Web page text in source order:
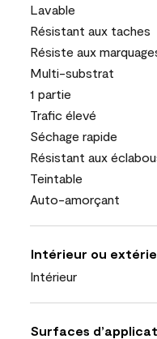
Lavable
Résistant aux taches
Résiste aux
Multi-substrat
1 partie
Trafic élevé
Séchage rapide
Résistant aux
Teintable
Auto-amorçant
Intérieur ou
Intérieur
Surfaces